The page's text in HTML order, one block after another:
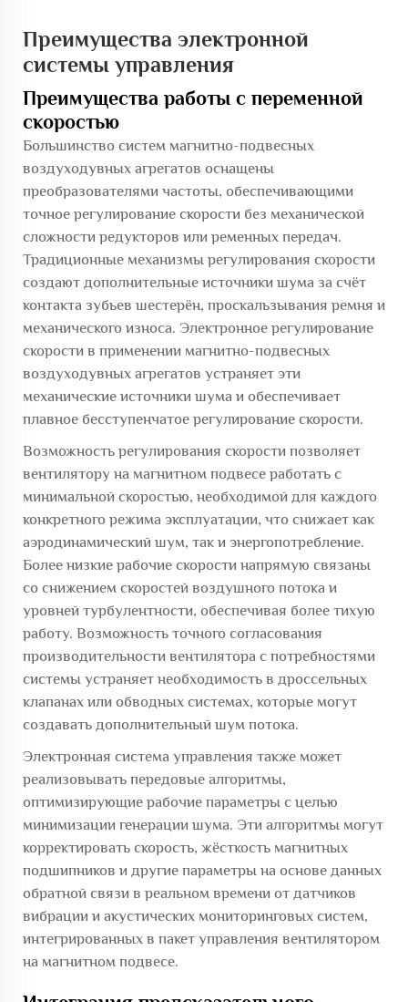
Преимущества электронной
системы управления
Преимущества работы с переменной
скоростью
Большинство систем магнитно-подвесных
воздуходувных агрегатов оснащены
преобразователями частоты, обеспечивающими
точное регулирование скорости без механической
сложности редукторов или ременных передач.
Традиционные механизмы регулирования скорости
создают дополнительные источники шума за счёт
контакта зубьев шестерён, проскальзывания ремня и
механического износа. Электронное регулирование
скорости в применении магнитно-подвесных
воздуходувных агрегатов устраняет эти
механические источники шума и обеспечивает
плавное бесступенчатое регулирование скорости.
Возможность регулирования скорости позволяет
вентилятору на магнитном подвесе работать с
минимальной скоростью, необходимой для каждого
конкретного режима эксплуатации, что снижает как
аэродинамический шум, так и энергопотребление.
Более низкие рабочие скорости напрямую связаны
со снижением скоростей воздушного потока и
уровней турбулентности, обеспечивая более тихую
работу. Возможность точного согласования
производительности вентилятора с потребностями
системы устраняет необходимость в дроссельных
клапанах или обводных системах, которые могут
создавать дополнительный шум потока.
Электронная система управления также может
реализовывать передовые алгоритмы,
оптимизирующие рабочие параметры с целью
минимизации генерации шума. Эти алгоритмы могут
корректировать скорость, жёсткость магнитных
подшипников и другие параметры на основе данных
обратной связи в реальном времени от датчиков
вибрации и акустических мониторинговых систем,
интегрированных в пакет управления вентилятором
на магнитном подвесе.